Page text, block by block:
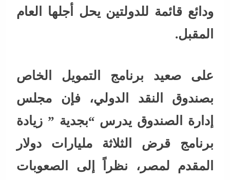
ودائع قائمة للدولتين يحل أجلها العام
المقبل.
على صعيد برنامج التمويل الخاص
بصندوق النقد الدولي، فإن مجلس
إدارة الصندوق يدرس “بجدية ” زيادة
برنامج قرض الثلاثة مليارات دولار
المقدم لمصر، نظراً إلى الصعوبات